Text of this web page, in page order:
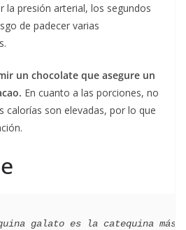
la presión arterial, los segundos
de padecer varias
un chocolate que asegure un
En cuanto a las porciones, no
calorías son elevadas, por lo que
galato es la catequina más